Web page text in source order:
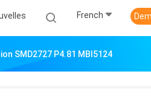
French
SMD2727 P4.81 MBI5124